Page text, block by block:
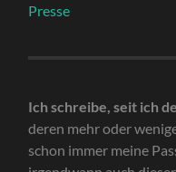
Presse
Ich schreibe, seit ich
deren mehr oder
schon immer meine